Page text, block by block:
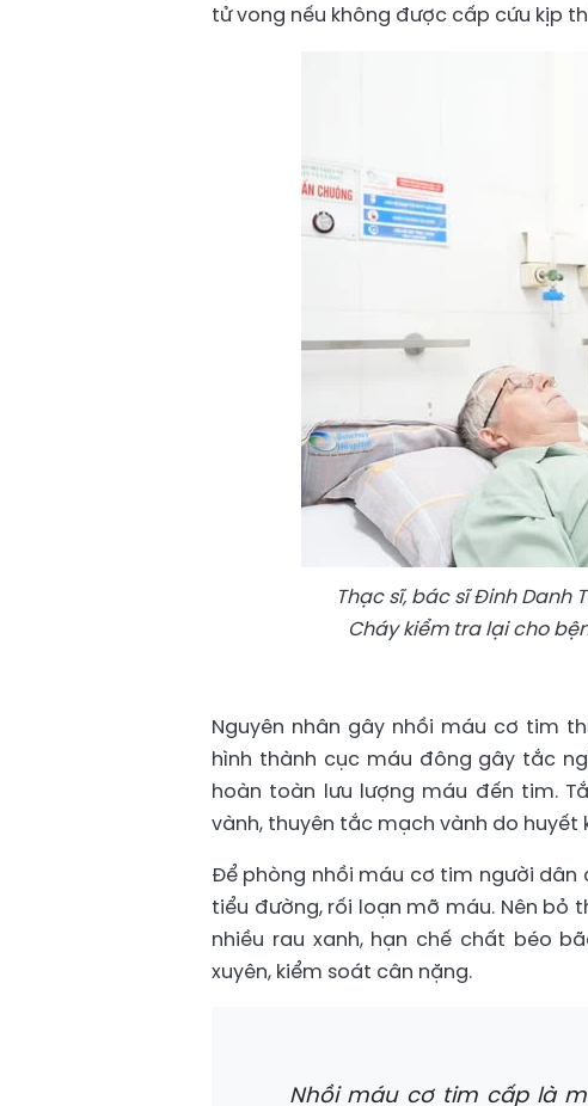
tử vong nếu không được cấp cứu kịp
Thạc sĩ, bác sĩ Đinh Danh
Cháy kiểm tra lại cho
Nguyên nhân gây nhồi máu cơ tim
hình thành cục máu đông gây tắc
hoàn toàn lưu lượng máu đến tim.
vành, thuyên tắc mạch vành do huyết
Để phòng nhồi máu cơ tim người dân
tiểu đường, rối loạn mỡ máu. Nên bỏ
nhiều rau xanh, hạn chế chất béo
xuyên, kiểm soát cân nặng.
Nhồi máu cơ tim cấp là